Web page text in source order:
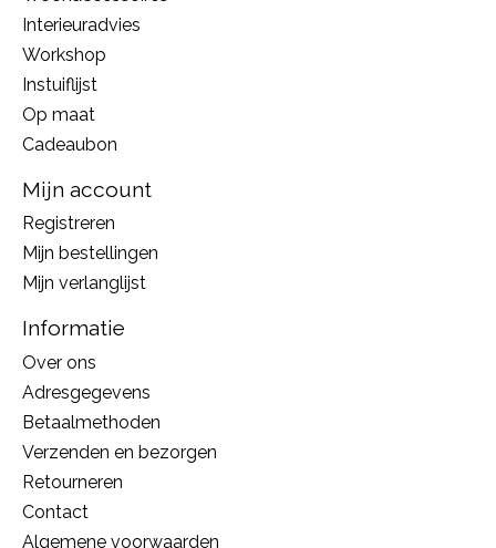
Interieuradvies
Workshop
Instuiflijst
Op maat
Cadeaubon
Mijn account
Registreren
Mijn bestellingen
Mijn verlanglijst
Informatie
Over ons
Adresgegevens
Betaalmethoden
Verzenden en bezorgen
Retourneren
Contact
Algemene voorwaarden